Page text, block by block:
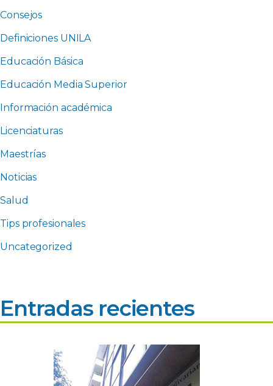
Consejos
Definiciones UNILA
Educación Básica
Educación Media Superior
Información académica
Licenciaturas
Maestrías
Noticias
Salud
Tips profesionales
Uncategorized
Entradas recientes